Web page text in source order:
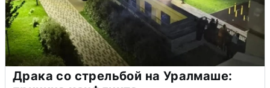
Драка со стрельбой на Уралмаше: